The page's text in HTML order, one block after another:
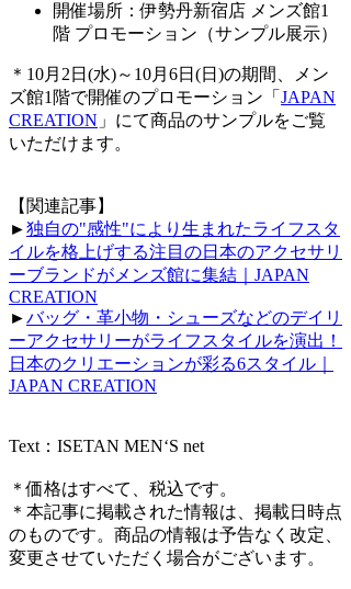
開催場所：伊勢丹新宿店 メンズ館1
階 プロモーション（サンプル展示）
＊10月2日(水)～10月6日(日)の期間、メン
ズ館1階で開催のプロモーション「 JAPAN
CREATION 」にて商品のサンプルをご覧
いただけます。
【関連記事】
►独自の"感性"により生まれたライフスタ
イルを格上げする注目の日本のアクセサリ
ーブランドがメンズ館に集結｜JAPAN
CREATION
►バッグ・革小物・シューズなどのデイリ
ーアクセサリーがライフスタイルを演出！
日本のクリエーションが彩る6スタイル｜
JAPAN CREATION
Text：ISETAN MEN‘S net
＊価格はすべて、税込です。
＊本記事に掲載された情報は、掲載日時点
のものです。商品の情報は予告なく改定、
変更させていただく場合がございます。